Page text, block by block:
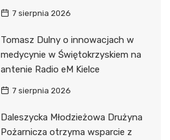
7 sierpnia 2026
Tomasz Dulny o innowacjach w
medycynie w Świętokrzyskiem na
antenie Radio eM Kielce
7 sierpnia 2026
Daleszycka Młodzieżowa Drużyna
Pożarnicza otrzyma wsparcie z